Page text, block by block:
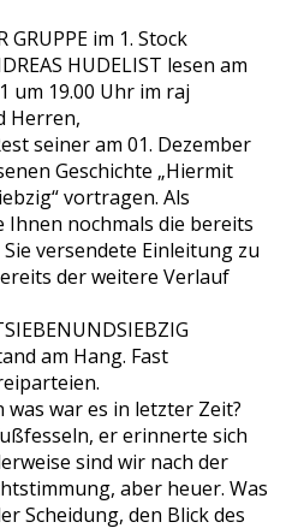
GRUPPE im 1. Stock
HUDELIST lesen am
um 19.00 Uhr im raj
Herren,
seiner am 01. Dezember
Geschichte „Hiermit
vortragen. Als
nochmals die bereits
versendete Einleitung zu
der weitere Verlauf
am Hang. Fast
war es in letzter Zeit?
er erinnerte sich
sind wir nach der
aber heuer. Was
Scheidung, den Blick des